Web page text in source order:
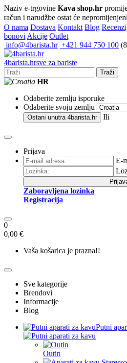
Naziv e-trgovine Kava shop.hr
račun i narudžbe ostat će
O nama Dostava Kontakt Blog
bonovi Akcije Outlet
info@4barista.hr +421 944 750 100
4barista.hrsve za bariste
Traži
HR
Odaberite zemlju isporuke
Odaberite svoju zemlju
Ostani unutra 4barista.hr Ili
Prijava
E-
Zaboravljena lozinka
Registracija
0
0,00 €
Vaša košarica je prazna!!
Sve kategorije
Brendovi
Informacije
Blog
Putni
Outin